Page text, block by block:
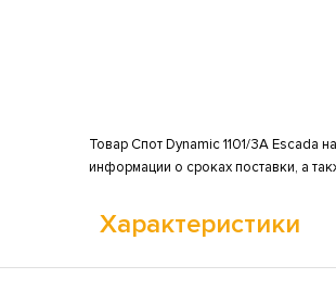
Товар Спот Dynamic 1101/3A Escada
информации о сроках поставки, а
Характеристики